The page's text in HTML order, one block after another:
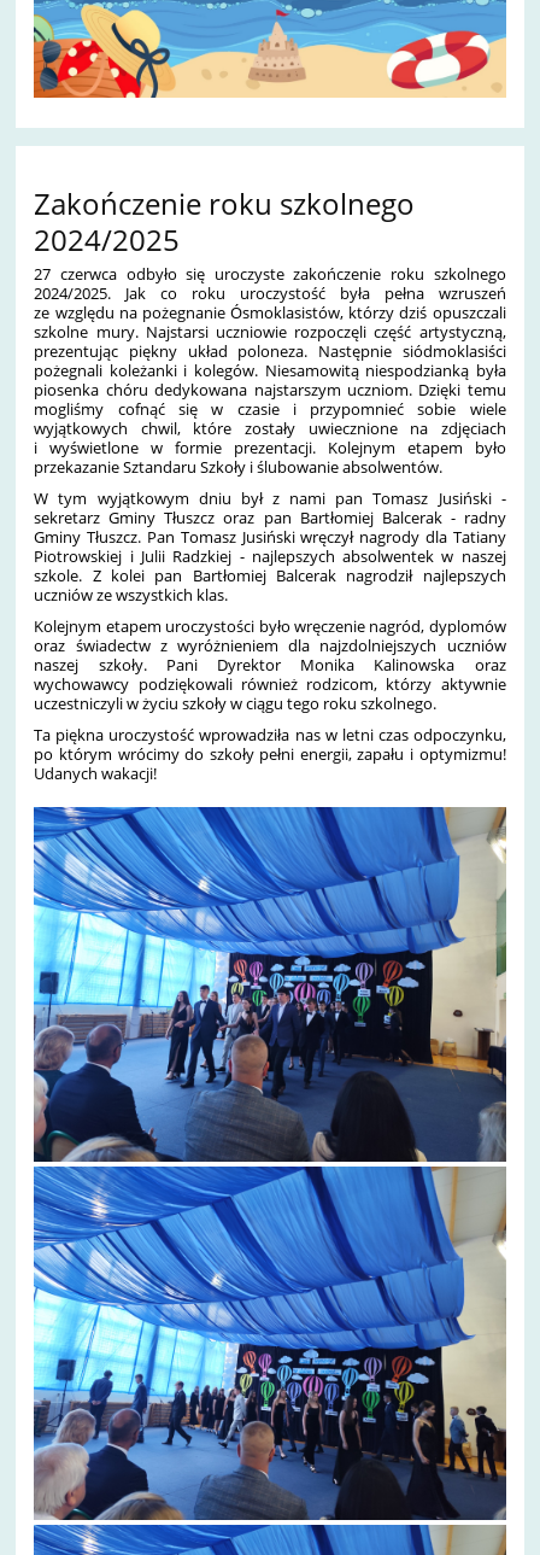
Zakończenie roku szkolnego
2024/2025
27 czerwca odbyło się uroczyste zakończenie roku szkolnego
2024/2025. Jak co roku uroczystość była pełna wzruszeń
ze względu na pożegnanie Ósmoklasistów, którzy dziś opuszczali
szkolne mury. Najstarsi uczniowie rozpoczęli część artystyczną,
prezentując piękny układ poloneza. Następnie siódmoklasiści
pożegnali koleżanki i kolegów. Niesamowitą niespodzianką była
piosenka chóru dedykowana najstarszym uczniom. Dzięki temu
mogliśmy cofnąć się w czasie i przypomnieć sobie wiele
wyjątkowych chwil, które zostały uwiecznione na zdjęciach
i wyświetlone w formie prezentacji. Kolejnym etapem było
przekazanie Sztandaru Szkoły i ślubowanie absolwentów.
W tym wyjątkowym dniu był z nami pan Tomasz Jusiński -
sekretarz Gminy Tłuszcz oraz pan Bartłomiej Balcerak - radny
Gminy Tłuszcz. Pan Tomasz Jusiński wręczył nagrody dla Tatiany
Piotrowskiej i Julii Radzkiej - najlepszych absolwentek w naszej
szkole. Z kolei pan Bartłomiej Balcerak nagrodził najlepszych
uczniów ze wszystkich klas.
Kolejnym etapem uroczystości było wręczenie nagród, dyplomów
oraz świadectw z wyróżnieniem dla najzdolniejszych uczniów
naszej szkoły. Pani Dyrektor Monika Kalinowska oraz
wychowawcy podziękowali również rodzicom, którzy aktywnie
uczestniczyli w życiu szkoły w ciągu tego roku szkolnego.
Ta piękna uroczystość wprowadziła nas w letni czas odpoczynku,
po którym wrócimy do szkoły pełni energii, zapału i optymizmu!
Udanych wakacji!